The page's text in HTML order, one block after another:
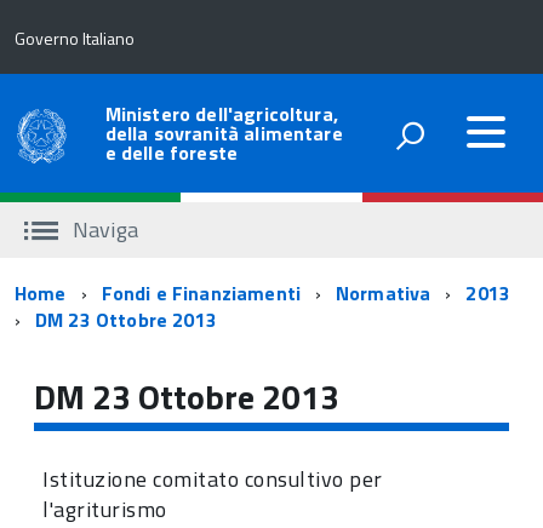
Governo Italiano
Ministero dell'agricoltura,
della sovranità alimentare
e delle foreste
Naviga
Percorso
di
navigazione
Home Fondi e Finanziamenti Normativa
2013
DM 23 Ottobre 2013
DM 23 Ottobre 2013
Istituzione comitato consultivo per
l'agriturismo